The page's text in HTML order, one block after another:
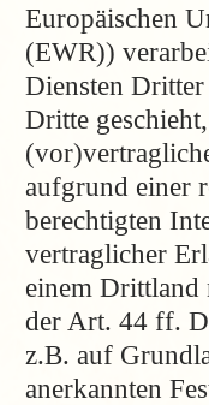
Europäischen
(EWR))
Diensten
Dritte
aufgrund einer
berechtigten
vertraglicher
einem Drittland
der Art. 44 ff.
z.B. auf
anerkannten